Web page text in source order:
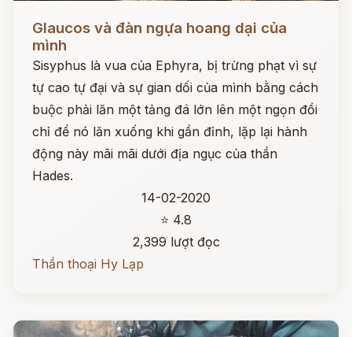
Glaucos và đàn ngựa hoang dại của
mình
Sisyphus là vua của Ephyra, bị trừng phạt vì sự
tự cao tự đại và sự gian dối của mình bằng cách
buộc phải lăn một tảng đá lớn lên một ngọn đồi
chỉ để nó lăn xuống khi gần đỉnh, lặp lại hành
động này mãi mãi dưới địa ngục của thần
Hades.
14-02-2020
⭐ 4.8
2,399 lượt đọc
Thần thoại Hy Lạp